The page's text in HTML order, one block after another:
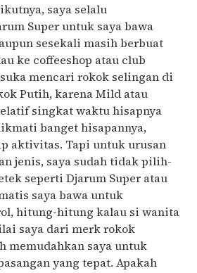
saya selalu
Super untuk saya bawa
sesekali masih berbuat
ke coffeeshop atau club
mencari rokok selingan di
Putih, karena Mild atau
singkat waktu hisapnya
banget hisapannya,
aktivitas. Tapi untuk urusan
jenis, saya sudah tidak pilih-
seperti Djarum Super atau
saya bawa untuk
hitung-hitung kalau si wanita
saya dari merk rokok
memudahkan saya untuk
yang tepat. Apakah